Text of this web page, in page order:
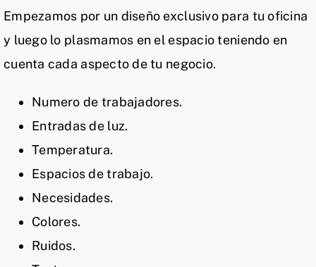
Empezamos por un diseño exclusivo para tu oficina
y luego lo plasmamos en el espacio teniendo en
cuenta cada aspecto de tu negocio.
Numero de trabajadores.
Entradas de luz.
Temperatura.
Espacios de trabajo.
Necesidades.
Colores.
Ruidos.